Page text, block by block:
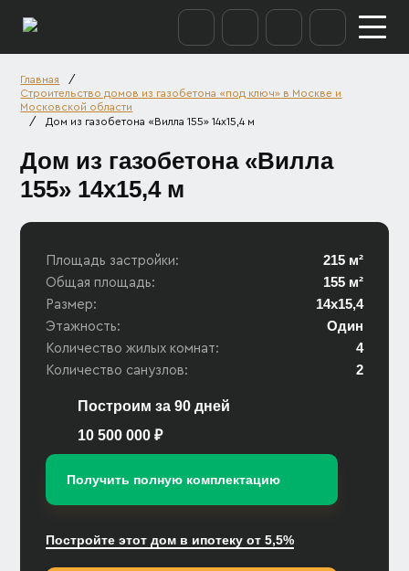
Главная
/
Строительство домов из газобетона «под ключ» в Москве и
Московской области
/
Дом из газобетона «Вилла 155» 14х15,4 м
Дом из газобетона «Вилла
155» 14х15,4 м
Площадь застройки: 215 м²
Общая площадь: 155 м²
Размер: 14х15,4
Этажность: Один
Количество жилых комнат: 4
Количество санузлов: 2
Построим за 90 дней
10 500 000 ₽
Получить полную комплектацию
Постройте этот дом в ипотеку от 5,5%